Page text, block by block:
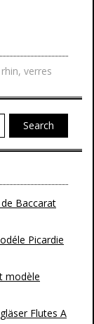
rhin, verres
Search
Baccarat
Picardie
modèle
Flutes A